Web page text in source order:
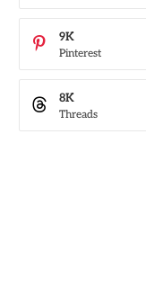
Pinterest
9K
Threads
8K